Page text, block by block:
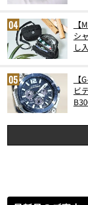
【
シ
し
【
ビ